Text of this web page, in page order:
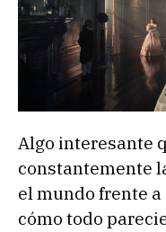
Algo interesante
constantemente
el mundo frente
cómo todo